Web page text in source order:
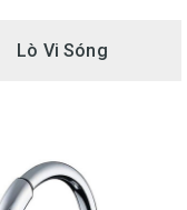
Lò Vi Sóng